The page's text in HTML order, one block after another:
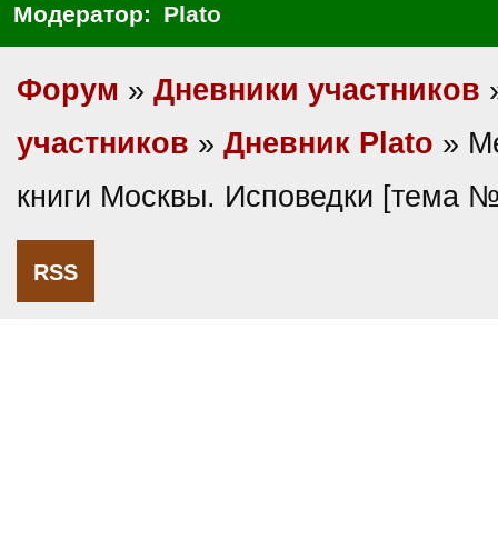
Модератор: Plato
Форум » Дневники участников
участников » Дневник Plato »
книги Москвы. Исповедки [тема
RSS